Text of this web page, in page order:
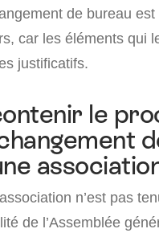
de bureau est
car les éléments qui
justificatifs.
le
n’est pas
de l’Assemblée